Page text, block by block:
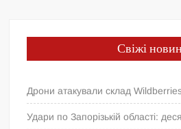
Свіжі
Дрони атакували склад
Удари по Запорізькій області: